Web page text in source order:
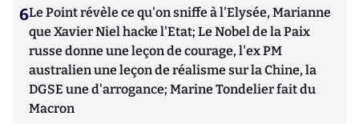
6Le Point révèle ce qu'on sniffe à l'Elysée, Marianne
que Xavier Niel hacke l'Etat; Le Nobel de la Paix
russe donne une leçon de courage, l'ex PM
australien une leçon de réalisme sur la Chine, la
DGSE une d'arrogance; Marine Tondelier fait du
Macron